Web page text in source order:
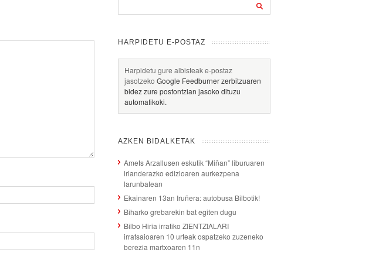
HARPIDETU E-POSTAZ
Harpidetu gure albisteak e-postaz
jasotzeko Google Feedburner zerbitzuaren
bidez zure postontzian jasoko dituzu
automatikoki.
AZKEN BIDALKETAK
Amets Arzallusen eskutik “Miñan” liburuaren
irlanderazko edizioaren aurkezpena
larunbatean
Ekainaren 13an Iruñera: autobusa Bilbotik!
Biharko grebarekin bat egiten dugu
Bilbo Hiria irratiko ZIENTZIALARI
irratsaioaren 10 urteak ospatzeko zuzeneko
berezia martxoaren 11n